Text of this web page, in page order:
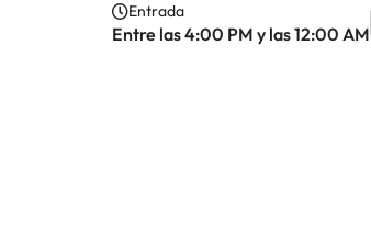
Entrada
Entre las 4:00 PM y las 12:00 AM